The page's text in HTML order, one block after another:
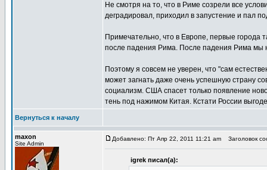
Не смотря на то, что в Риме созрели все
деградировал, приходил в запустение и пал
Примечательно, что в Европе, первые города
после падения Рима. После падения Рима мы
Поэтому я совсем не уверен, что "сам
может загнать даже очень успешную страну
социализм. США спасет только появление
тень под нажимом Китая. Кстати России
Вернуться к началу
maxon
Site Admin
Добавлено: Пт Апр 22, 2011 11:21 am Заголовок
igrek писал(а):